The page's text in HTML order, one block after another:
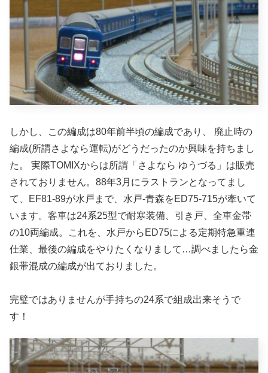
しかし、この編成は80年前半頃の編成であり、 廃止時の
編成(所謂さよなら運転)がどうだったのか興味を持ちまし
た。 実際TOMIXからは所謂「さよなら ゆうづる」は販売
されておりません。88年3月にラストランとなってまし
て、EF81-89が水戸まで、水戸-青森をED75-715が牽いて
います。客車は24系25型で耐寒装備、引き戸、全車金帯
の10両編成。これを、水戸からED75による定期特急重連
仕業、最後の編成をやりたくなりまして…調べましたら金
銀帯混成の編成が出ておりました。
完璧ではありませんが手持ちの24系で組成出来そうで
す！